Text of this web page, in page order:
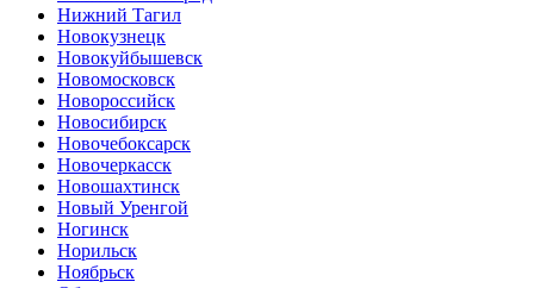
Нижний Тагил
Новокузнецк
Новокуйбышевск
Новомосковск
Новороссийск
Новосибирск
Новочебоксарск
Новочеркасск
Новошахтинск
Новый Уренгой
Ногинск
Норильск
Ноябрьск